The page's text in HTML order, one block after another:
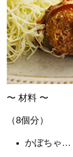
〜 材料 〜
（8個分）
かぼちゃ…